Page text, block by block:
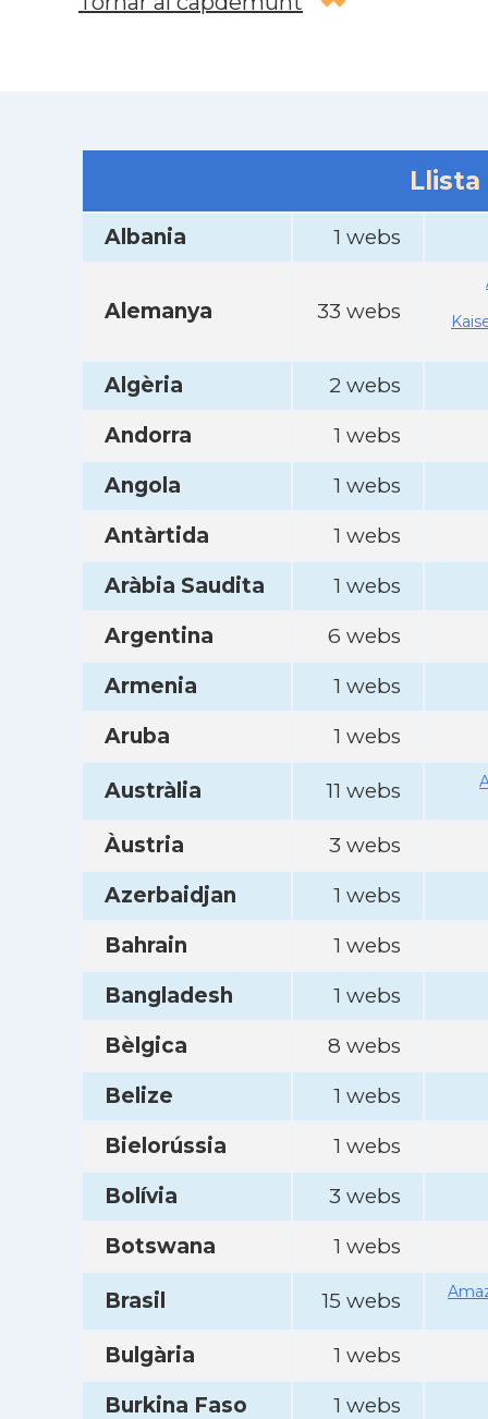
Albania 1 webs
Alemanya 33 webs
Algèria
2 webs
Andorra
1 webs
Angola
1 webs
Antàrtida
1 webs
Aràbia Saudita
1 webs
Argentina
6 webs
Armenia
1 webs
Aruba
1 webs
Austràlia 11 webs
Àustria
3 webs
Azerbaidjan
1 webs
Bahrain
1 webs
Bangladesh
1 webs
Bèlgica
8 webs
Belize
1 webs
Bielorússia
1 webs
Bolívia
3 webs
Botswana
1 webs
Brasil 15 webs
Bulgària
1 webs
Burkina Faso
1 webs